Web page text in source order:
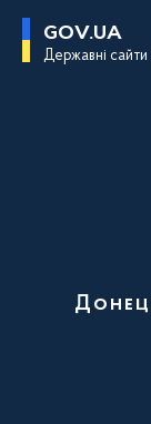
GOV.UA
Державні сайти